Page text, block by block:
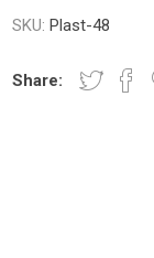
SKU: Plast-48
Share: